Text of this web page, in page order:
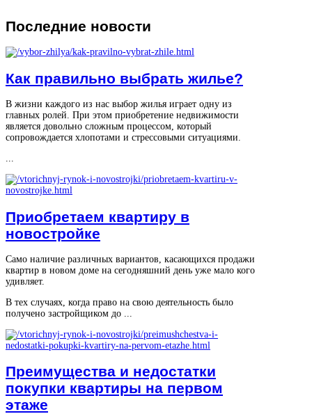
Последние новости
Как правильно выбрать жилье?
В жизни каждого из нас выбор жилья играет одну из
главных ролей. При этом приобретение недвижимости
является довольно сложным процессом, который
сопровождается хлопотами и стрессовыми ситуациями.
...
Приобретаем квартиру в
новостройке
Само наличие различных вариантов, касающихся продажи
квартир в новом доме на сегодняшний день уже мало кого
удивляет.
В тех случаях, когда право на свою деятельность было
получено застройщиком до ...
Преимущества и недостатки
покупки квартиры на первом
этаже